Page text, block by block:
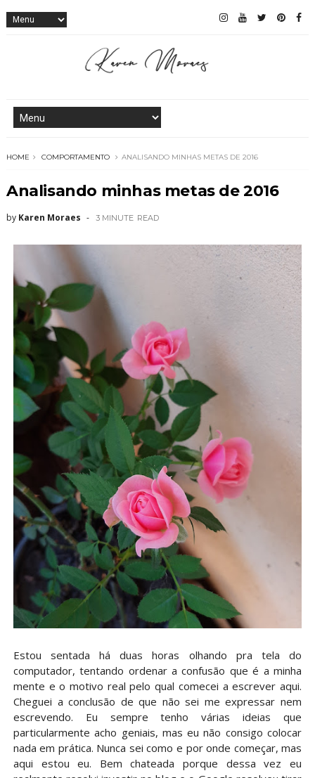
HOME COMPORTAMENTO ANALISANDO MINHAS METAS DE 2016
Analisando minhas metas de 2016
by Karen Moraes 3 MINUTE READ
Estou sentada há duas horas olhando pra tela do
computador, tentando ordenar a confusão que é a minha
mente e o motivo real pelo qual comecei a escrever aqui.
Cheguei a conclusão de que não sei me expressar nem
escrevendo. Eu sempre tenho várias ideias que
particularmente acho geniais, mas eu não consigo colocar
nada em prática. Nunca sei como e por onde começar, mas
aqui estou eu. Bem chateada porque dessa vez eu